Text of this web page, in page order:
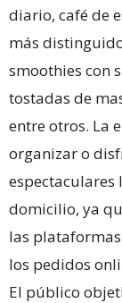
diario, café de
más
smoothies con
tostadas de
entre otros. La
organizar o
espectaculares
domicilio, ya
las
los pedidos
El público